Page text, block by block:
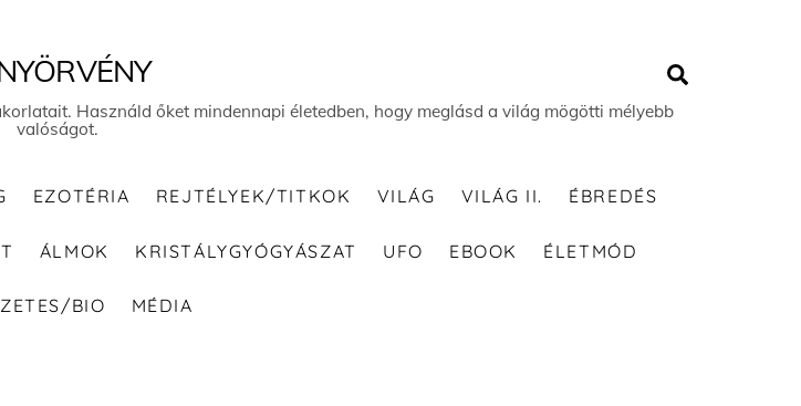
Használd őket mindennapi életedben, hogy meglásd a világ mögötti mélyebb
valóságot.
EZOTÉRIA REJTÉLYEK/TITKOK VILÁG VILÁG II. ÉBREDÉS
ÁLMOK KRISTÁLYGYÓGYÁSZAT UFO EBOOK ÉLETMÓD
BIO MÉDIA